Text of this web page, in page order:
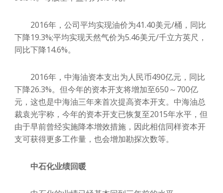
2016年，公司平均实现油价为41.40美元/桶，同比
下降19.3%;平均实现天然气价为5.46美元/千立方英尺，
同比下降14.6%。
2016年，中海油资本支出为人民币490亿元，同比
下降26.3%。但今年的资本开支将增加至650～700亿
元，这也是中海油三年来首次提高资本开支。中海油总
裁袁光宇称，今年的资本开支已恢复至2015年水平，但
由于早前曾经实施降本增效措施，因此相信同样资本开
支可获得更多工作量，也会增加勘探次数等。
中石化业绩回暖